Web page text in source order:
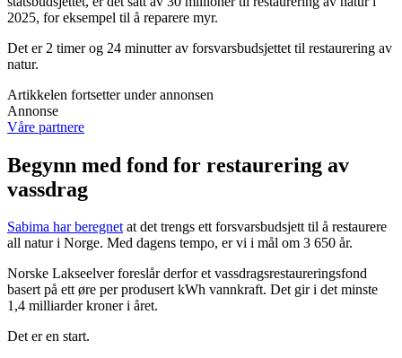
2025, for eksempel til å reparere myr.
Det er 2 timer og 24 minutter av forsvarsbudsjettet til restaurering av
natur.
Artikkelen fortsetter under annonsen
Annonse
Våre partnere
Begynn med fond for restaurering av
vassdrag
Sabima har beregnetat det trengs ett forsvarsbudsjett til å restaurere
all natur i Norge. Med dagens tempo, er vi i mål om 3 650 år.
Norske Lakseelver foreslår derfor et vassdragsrestaureringsfond
basert på ett øre per produsert kWh vannkraft. Det gir i det minste
1,4 milliarder kroner i året.
Det er en start.